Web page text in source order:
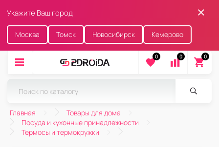
Укажите Ваш город
Москва Томск Новосибирск Кемерово
0 0 0
Главная
Товары для дома
Посуда и кухонные принадлежности
Термосы и термокружки